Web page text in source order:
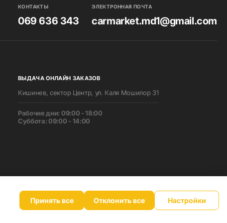
КОНТАКТЫ
069 636 343
ЭЛЕКТРОННАЯ ПОЧТА
carmarket.md1@gmail.com
ВЫДАЧА ОНЛАЙН ЗАКАЗОВ
Кишинев, сектор Центр, ул. Каля Мошилор 31
Pабочие дни: 09:00 - 18:00
Суббота: 09:00 - 14:00
Принять все Отклонить все Настройки